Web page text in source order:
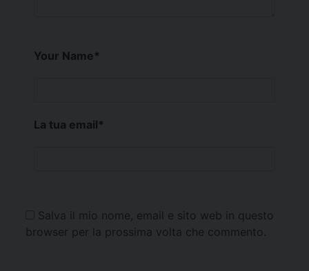
Your Name*
La tua email*
Salva il mio nome, email e sito web in questo
browser per la prossima volta che commento.